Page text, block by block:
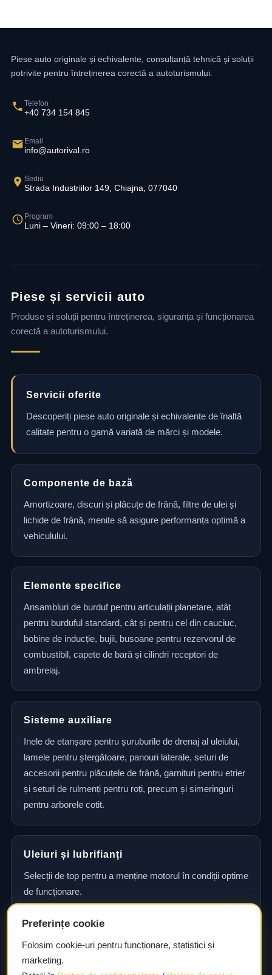
Piese auto originale și echivalente, consultanță tehnică și soluții
potrivite pentru întreținerea corectă a autoturismului.
Telefon
+40 734 154 845
Email
info@autorival.ro
Sediu
Strada Industriilor 149, Chiajna, 077040
Program
Luni – Vineri: 09:00 – 18:00
Piese și servicii auto
Produse și soluții pentru întreținerea, siguranța și funcționarea
corectă a autoturismului.
Servicii oferite
Descoperiți piese auto originale și echivalente de înaltă
calitate pentru o gamă variată de mărci și modele.
Componente de bază
Amortizoare, discuri și plăcuțe de frână, filtre de ulei și
lichide de frână, menite să asigure performanța optimă a
vehiculului.
Elemente specifice
Ansambluri de burduf pentru articulații planetare, atât
pentru burduful standard, cât și pentru cel din cauciuc,
bobine de inducție, bujii, busoane pentru rezervorul de
combustibil, capete de bară și cilindri receptori de
ambreiaj.
Sisteme auxiliare
Inele de etanșare pentru șuruburile de drenaj al uleiului,
lamele pentru ștergătoare, panouri laterale, seturi de
accesorii pentru plăcuțele de frână, garnituri pentru etrier
și seturi de rulmenți pentru roți, precum și simeringuri
pentru arborele cotit.
Uleiuri și lubrifianți
Selecții de top pentru a menține motorul în condiții optime
de funcționare.
Consultanță și asistență tehnică
Consultanță și asistență tehnică pentru alegerea pieselor
Preferințe cookie
Folosim cookie-uri pentru funcționare, statistici și
marketing.